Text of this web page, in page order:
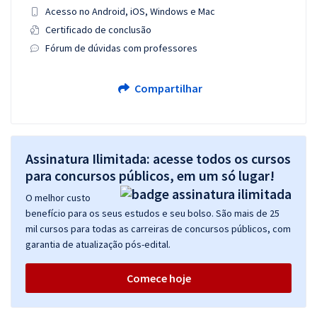
Acesso no Android, iOS, Windows e Mac
Certificado de conclusão
Fórum de dúvidas com professores
Compartilhar
Assinatura Ilimitada: acesse todos os cursos
para concursos públicos, em um só lugar!
O melhor custo
benefício para os seus estudos e seu bolso. São mais de 25
mil cursos para todas as carreiras de concursos públicos, com
garantia de atualização pós-edital.
Comece hoje